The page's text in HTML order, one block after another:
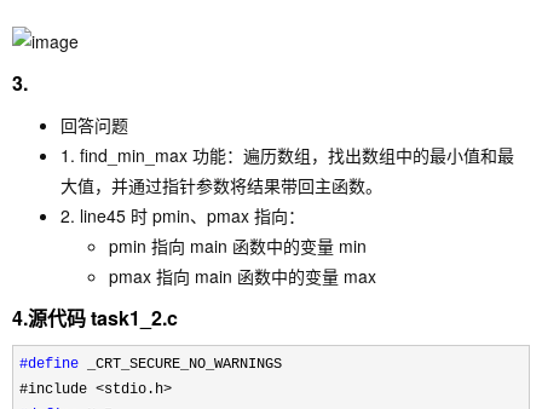
3.
回答问题
1. find_min_max 功能：遍历数组，找出数组中的最小值和最
大值，并通过指针参数将结果带回主函数。
2. line45 时 pmin、pmax 指向：
pmin 指向 main 函数中的变量 min
pmax 指向 main 函数中的变量 max
4.源代码 task1_2.c
#define _CRT_SECURE_NO_WARNINGS
#include